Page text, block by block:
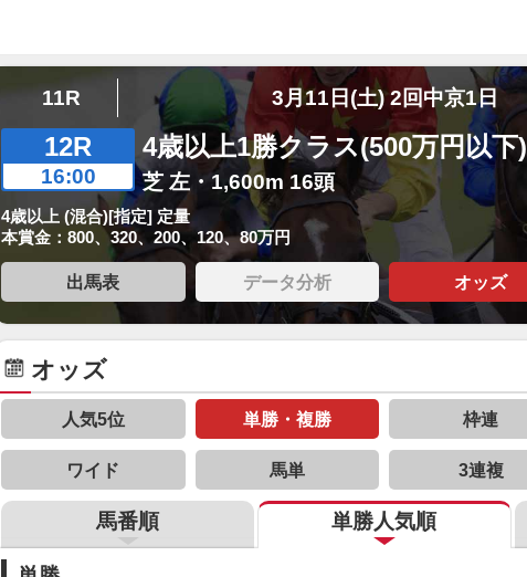
11R 3月11日(土) 2回中京1日
12R
16:00
4歳以上1勝クラス(500万円以下)
芝 左・1,600m 16頭
4歳以上 (混合)[指定] 定量
本賞金：800、320、200、120、80万円
出馬表 データ分析 オッズ
オッズ
人気5位 単勝・複勝 枠連
ワイド 馬単 3連複
馬番順 単勝人気順